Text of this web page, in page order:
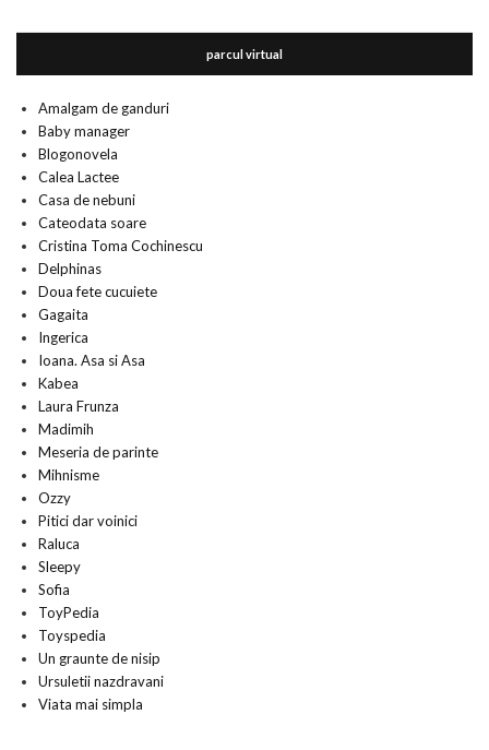
parcul virtual
Amalgam de ganduri
Baby manager
Blogonovela
Calea Lactee
Casa de nebuni
Cateodata soare
Cristina Toma Cochinescu
Delphinas
Doua fete cucuiete
Gagaita
Ingerica
Ioana. Asa si Asa
Kabea
Laura Frunza
Madimih
Meseria de parinte
Mihnisme
Ozzy
Pitici dar voinici
Raluca
Sleepy
Sofia
ToyPedia
Toyspedia
Un graunte de nisip
Ursuletii nazdravani
Viata mai simpla